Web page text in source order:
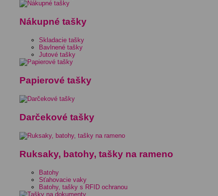
Nákupné tašky
Skladacie tašky
Bavlnené tašky
Jutové tašky
Papierové tašky
Darčekové tašky
Ruksaky, batohy, tašky na rameno
Batohy
Sťahovacie vaky
Batohy, tašky s RFID ochranou